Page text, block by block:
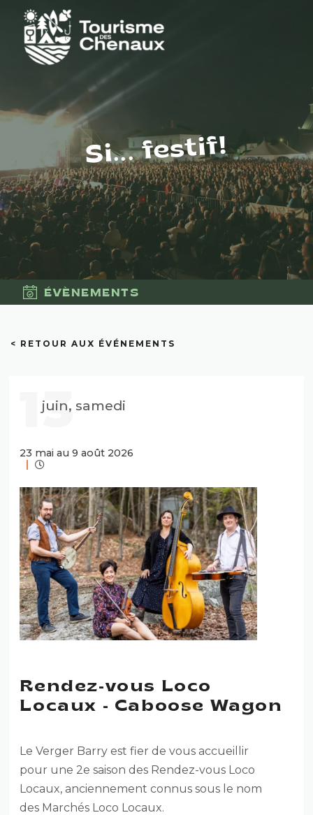
Si... festif!
ÉVÈNEMENTS
< RETOUR AUX ÉVÉNEMENTS
13
juin, samedi
23 mai au 9 août 2026
Rendez-vous Loco
Locaux - Caboose Wagon
Le Verger Barry est fier de vous accueillir
pour une 2e saison des Rendez-vous Loco
Locaux, anciennement connus sous le nom
des Marchés Loco Locaux.